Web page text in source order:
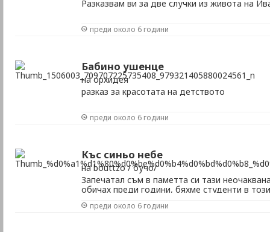
Разказвам ви за две случки из живота на
преди около 6 години
Бабино ушенце
на орхидея
разказ за красотата на детството
преди около 6 години
Къс синьо небе
на bouttzo / бучо/
Запечатал съм в паметта си тази
обичах преди години, бяхме студенти в
преди около 6 години